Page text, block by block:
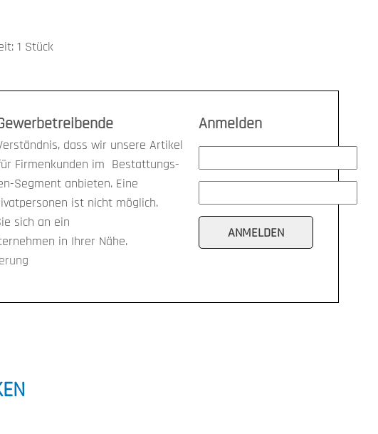
1 Stück
dass wir unsere Artikel
Firmenkunden im Bestattungs-
Segment anbieten. Eine
ist nicht möglich.
sich an ein
in Ihrer Nähe.
Anmelden